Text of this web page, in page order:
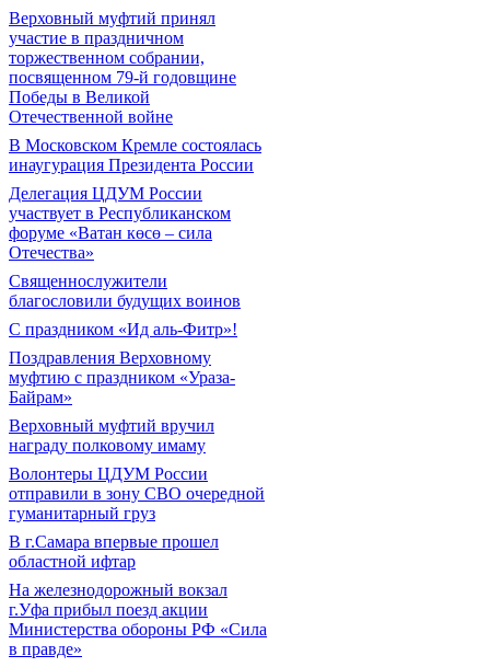
Верховный муфтий принял
участие в праздничном
торжественном собрании,
посвященном 79-й годовщине
Победы в Великой
Отечественной войне
В Московском Кремле состоялась
инаугурация Президента России
Делегация ЦДУМ России
участвует в Республиканском
форуме «Ватан көсө – сила
Отечества»
Священнослужители
благословили будущих воинов
С праздником «Ид аль-Фитр»!
Поздравления Верховному
муфтию с праздником «Ураза-
Байрам»
Верховный муфтий вручил
награду полковому имаму
Волонтеры ЦДУМ России
отправили в зону СВО очередной
гуманитарный груз
В г.Самара впервые прошел
областной ифтар
На железнодорожный вокзал
г.Уфа прибыл поезд акции
Министерства обороны РФ «Сила
в правде»